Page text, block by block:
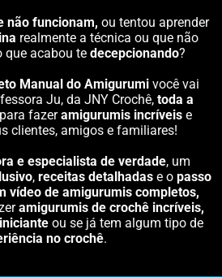
não funcionam, ou tentou aprender
realmente a técnica ou que não
que acabou te decepcionando?
Manual do Amigurumivocê vai
Ju, da JNY Crochê, toda a
fazeramigurumis incríveis e
clientes, amigos e familiares!
e especialista de verdade, um
, receitas detalhadase o passo
vídeo de amigurumis completos,
amigurumis de crochê incríveis,
iniciante ou se já tem algum tipo de
no crochê.